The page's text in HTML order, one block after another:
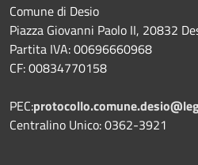
Comune di Desio
Piazza Giovanni Paolo II, 20832
Partita IVA: 00696660968
CF: 00834770158
PEC:
Centralino Unico: 0362-3921